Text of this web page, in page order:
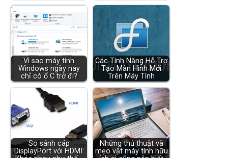
Vì sao máy tính
Windows ngày nay
chỉ có ổ C trở đi?
Các Tính Năng Hỗ Trợ
Tạo Màn Hình Mới
Trên Máy Tính
So sánh cáp
DisplayPort với HDMI:
Những thủ thuật và
mẹo vặt máy tính hữu